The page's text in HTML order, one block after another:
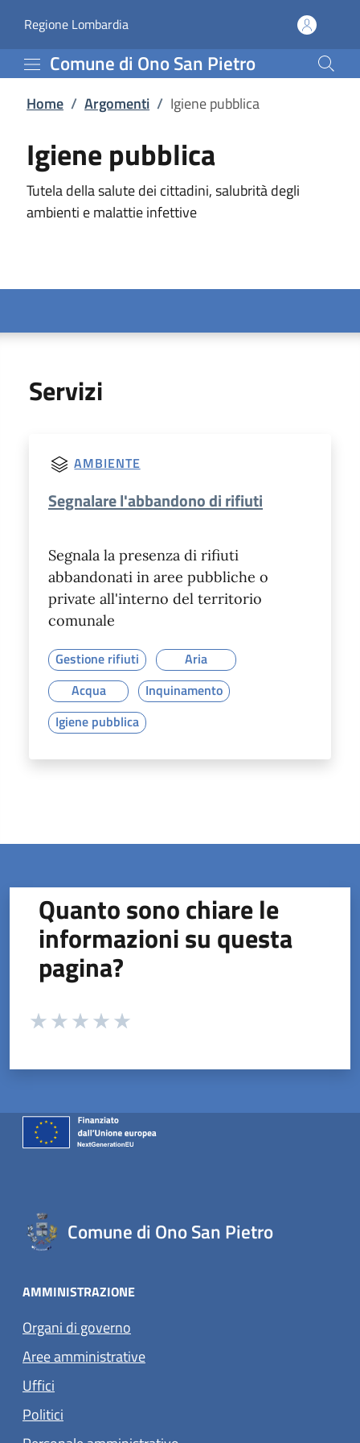
Igiene pubblica |
Regione Lombardia(apre in un'altra scheda).
Comune di Ono San Pietro
Home / Argomenti / Igiene pubblica
Igiene pubblica
Tutela della salute dei cittadini, salubrità degli
ambienti e malattie infettive
Servizi
AMBIENTE
Segnalare l'abbandono di rifiuti
Segnala la presenza di rifiuti
abbandonati in aree pubbliche o
private all'interno del territorio
comunale
Gestione rifiuti
Aria
Acqua
Inquinamento
Igiene pubblica
Quanto sono chiare le
informazioni su questa
pagina?
Valuta da 1 a 5 stelle la pagina
Comune di Ono San Pietro
AMMINISTRAZIONE
Organi di governo
Aree amministrative
Uffici
Politici